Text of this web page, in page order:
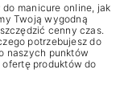
manicure online, jak
Twoją wygodną
cenny czas.
potrzebujesz do
naszych punktów
produktów do